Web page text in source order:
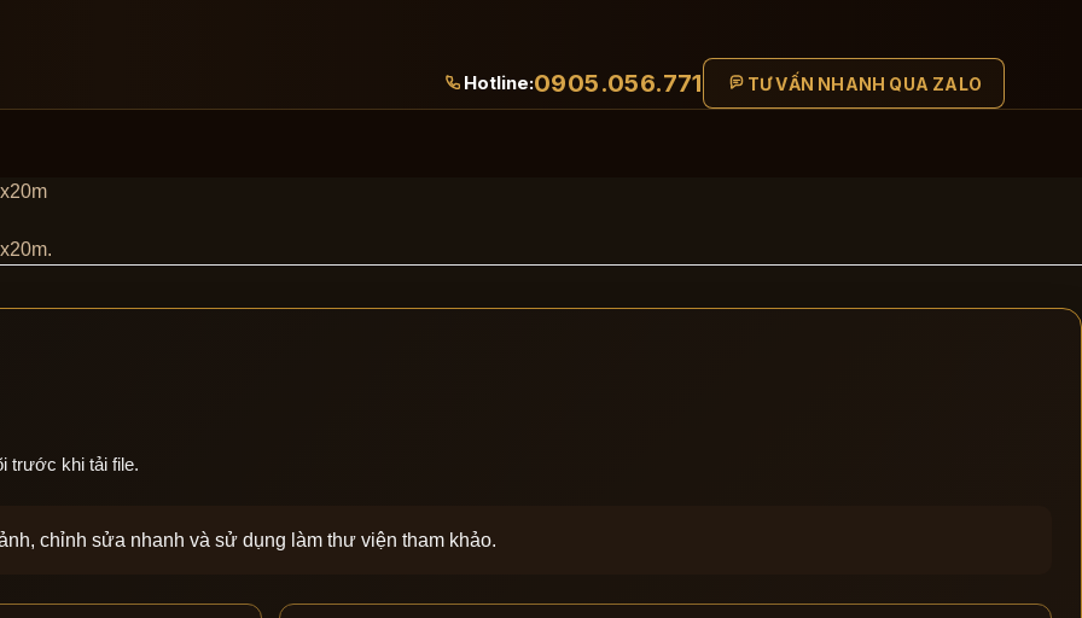
Hotline:0905.056.771 TƯ VẤN NHANH QUA ZALO
trước khi tải file.
chỉnh sửa nhanh và sử dụng làm thư viện tham khảo.